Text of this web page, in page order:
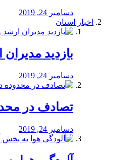
دسامبر 24, 2019
اخبار استان
بازدید
دسامبر 24, 2019
تصادف در
دسامبر 24, 2019